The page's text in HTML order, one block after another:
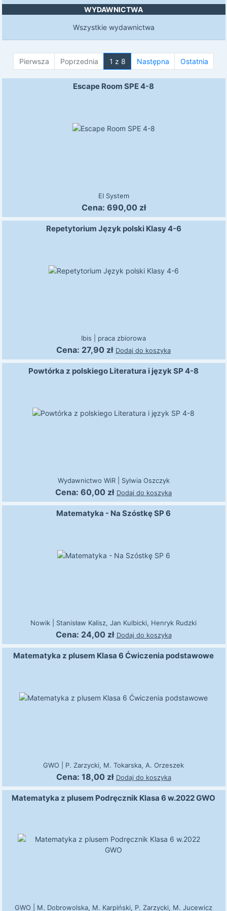
WYDAWNICTWA
Wszystkie wydawnictwa
Pierwsza Poprzednia 1 z 8 Następna Ostatnia
Escape Room SPE 4-8
EI System
Cena: 690,00 zł
Repetytorium Język polski Klasy 4-6
Ibis praca zbiorowa
Cena: 27,90 zł Dodaj do koszyka
Powtórka z polskiego Literatura i język SP 4-8
Wydawnictwo WiR Sylwia Oszczyk
Cena: 60,00 zł Dodaj do koszyka
Matematyka - Na Szóstkę SP 6
Nowik Stanisław Kalisz, Jan Kulbicki, Henryk Rudzki
Cena: 24,00 zł Dodaj do koszyka
Matematyka z plusem Klasa 6 Ćwiczenia podstawowe
GWO P. Zarzycki, M. Tokarska, A. Orzeszek
Cena: 18,00 zł Dodaj do koszyka
Matematyka z plusem Podręcznik Klasa 6 w.2022 GWO
GWO M. Dobrowolska, M. Karpiński, P. Zarzycki, M. Jucewicz